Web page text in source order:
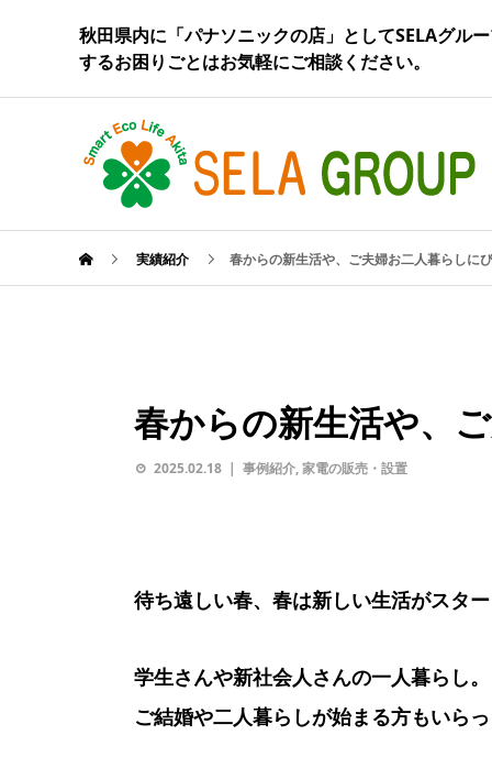
秋田県内に「パナソニックの店」としてSELAグル
するお困りごとはお気軽にご相談ください。
実績紹介 春からの新生活や、ご夫婦お二人暮らしに
春からの新生活や、
2025.02.18 事例紹介,家電の販売・設置
待ち遠しい春、春は新しい生活がスタ
学生さんや新社会人さんの一人暮らし。
ご結婚や二人暮らしが始まる方もいら